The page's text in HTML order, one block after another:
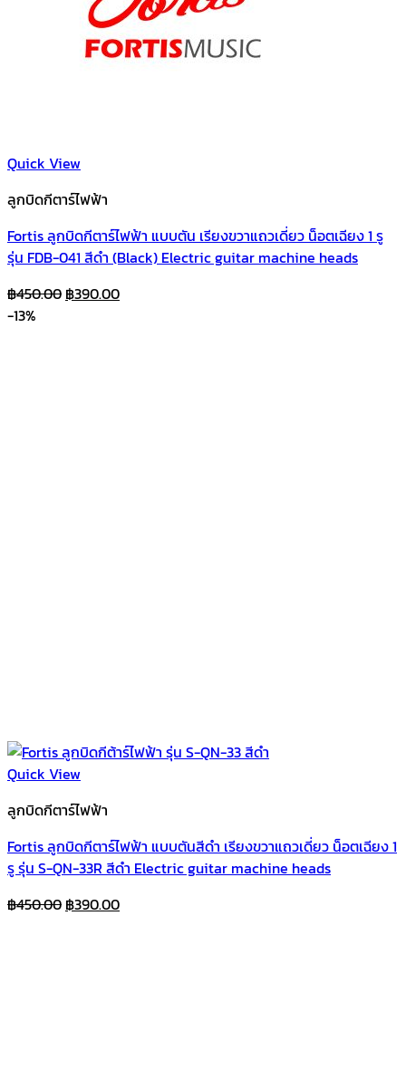
Quick View
ลูกบิดกีตาร์ไฟฟ้า
Fortis ลูกบิดกีตาร์ไฟฟ้า แบบตัน เรียงขวาแถวเดี่ยว น็อตเฉียง 1 รู
รุ่น FDB-041 สีดำ (Black) Electric guitar machine heads
฿450.00 Original
฿390.00Current
-13%
Quick View
ลูกบิดกีตาร์ไฟฟ้า
Fortis ลูกบิดกีตาร์ไฟฟ้า แบบตันสีดำ เรียงขวาแถวเดี่ยว น็อตเฉียง 1
รู รุ่น S-QN-33R สีดำ Electric guitar machine heads
฿450.00 Original
฿390.00Current